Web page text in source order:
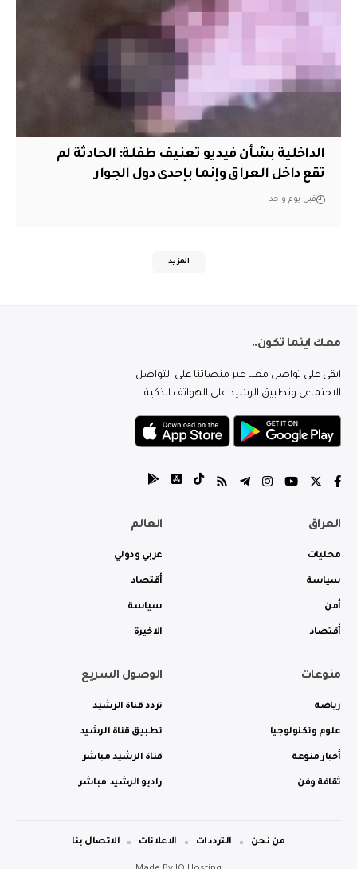
الداخلية بشأن فيديو تعنيف طفلة: الحادثة لم
تقع داخل العراق وإنما بإحدى دول الجوار
قبل يوم واحد
المزيد
معك اينما تكون..
ابقى على تواصل معنا عبر منصاتنا على التواصل
الاجتماعي وتطبيق الرشيد على الهواتف الذكية.
العراق
محليات
سياسة
أمن
أقتصاد
العالم
عربي ودولي
أقتصاد
سياسة
الاخيرة
منوعات
رياضة
علوم وتكنولوجيا
أخبار منوعة
ثقافة وفن
الوصول السريع
تردد قناة الرشيد
تطبيق قناة الرشيد
قناة الرشيد مباشر
راديو الرشيد مباشر
من نحن الترددات الاعلانات الاتصال بنا